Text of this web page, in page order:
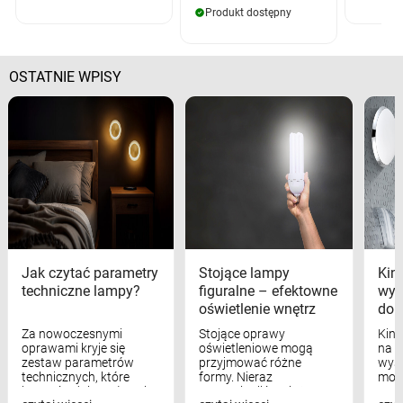
Produkt dostępny
OSTATNIE WPISY
Jak czytać parametry
techniczne lampy?
Za nowoczesnymi
oprawami kryje się
zestaw parametrów
technicznych, które
bezpośrednio wpływają
Stojące lampy
figuralne – efektowne
oświetlenie wnętrz
Stojące oprawy
oświetleniowe mogą
przyjmować różne
formy. Nieraz
wspominaliśmy już
na